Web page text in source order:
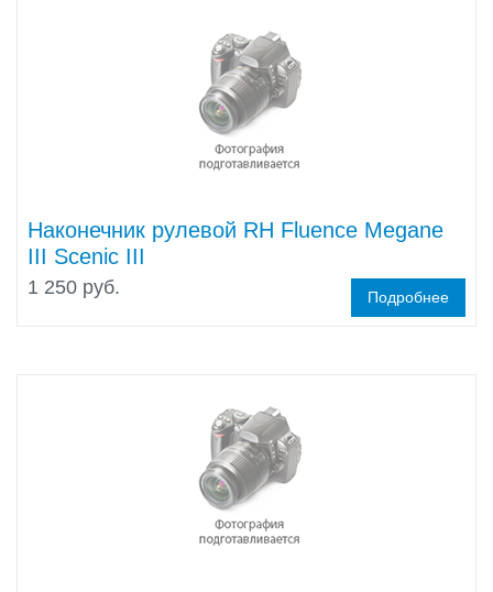
Наконечник рулевой RH Fluence Megane
III Scenic III
1 250 руб. Подробнее